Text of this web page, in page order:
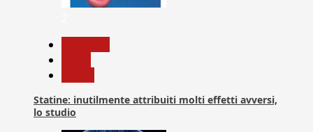
Statine: inutilmente attribuiti molti effetti avversi,
lo studio